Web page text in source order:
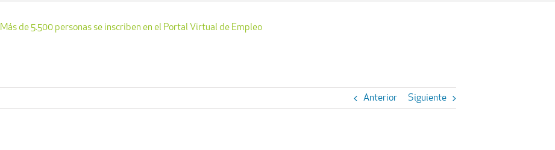
Más de 5.500 personas se inscriben en el Portal Virtual de Empleo
Anterior Siguiente